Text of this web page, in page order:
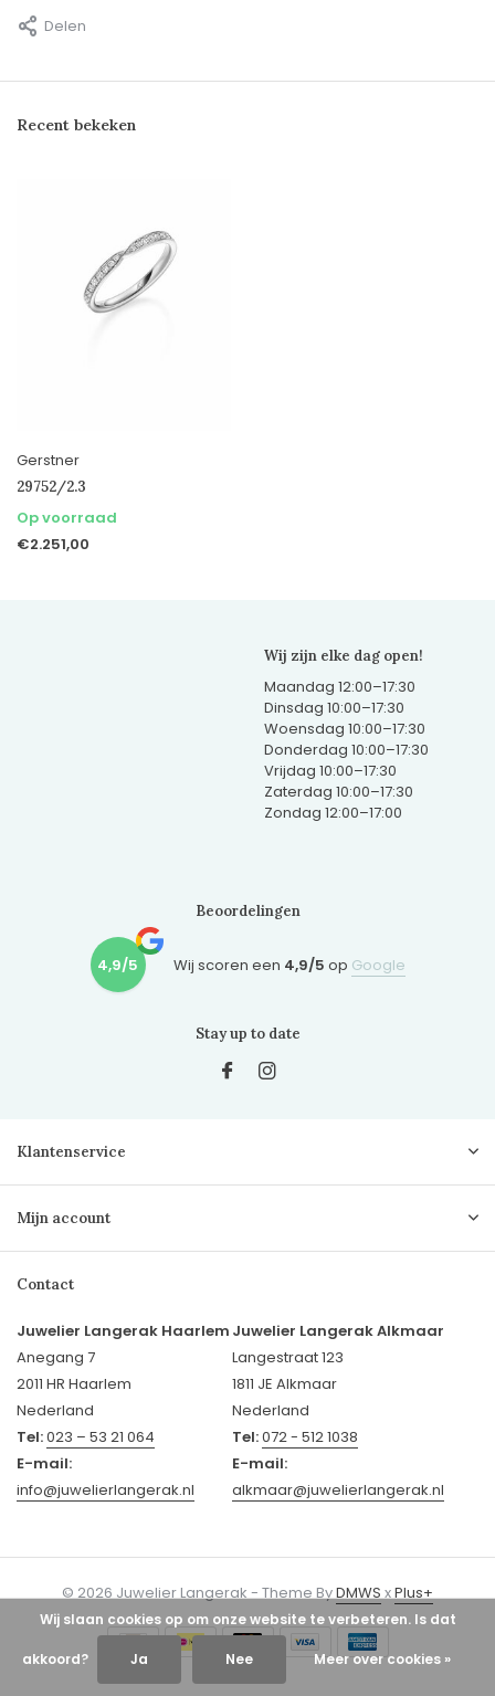
Delen
Recent bekeken
Gerstner
29752/2.3
Op voorraad
€2.251,00
Wij zijn elke dag open!
Maandag 12:00–17:30
Dinsdag 10:00–17:30
Woensdag 10:00–17:30
Donderdag 10:00–17:30
Vrijdag 10:00–17:30
Zaterdag 10:00–17:30
Zondag 12:00–17:00
Beoordelingen
4,9/5 Wij scoren een 4,9/5 op Google
Stay up to date
Klantenservice
Mijn account
Contact
Juwelier Langerak Haarlem
Anegang 7
2011 HR Haarlem
Nederland
Tel:023 – 53 21 064
E-mail:
info@juwelierlangerak.nl
Juwelier Langerak Alkmaar
Langestraat 123
1811 JE Alkmaar
Nederland
Tel:072 - 512 1038
E-mail:
alkmaar@juwelierlangerak.nl
© 2026 Juwelier Langerak - Theme ByDMWSxPlus+
Wij slaan cookies op om onze website te verbeteren. Is dat
akkoord? Ja Nee Meer over cookies »